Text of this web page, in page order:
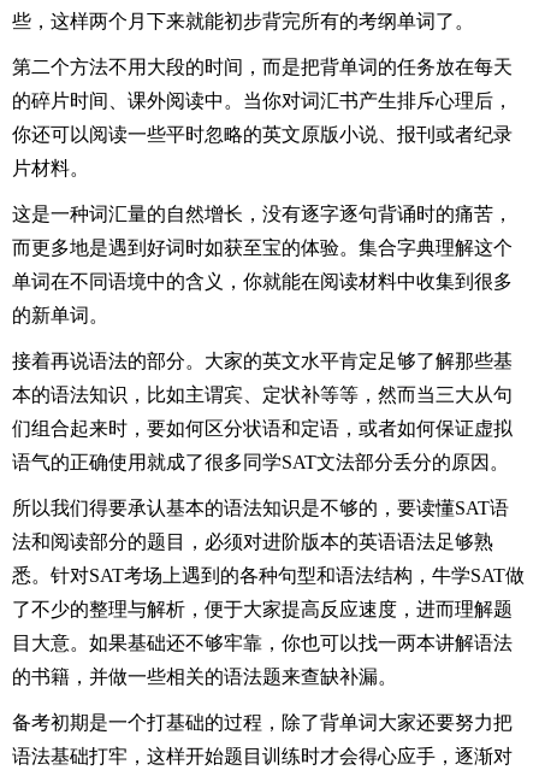
些，这样两个月下来就能初步背完所有的考纲单词了。
第二个方法不用大段的时间，而是把背单词的任务放在每天
的碎片时间、课外阅读中。当你对词汇书产生排斥心理后，
你还可以阅读一些平时忽略的英文原版小说、报刊或者纪录
片材料。
这是一种词汇量的自然增长，没有逐字逐句背诵时的痛苦，
而更多地是遇到好词时如获至宝的体验。集合字典理解这个
单词在不同语境中的含义，你就能在阅读材料中收集到很多
的新单词。
接着再说语法的部分。大家的英文水平肯定足够了解那些基
本的语法知识，比如主谓宾、定状补等等，然而当三大从句
们组合起来时，要如何区分状语和定语，或者如何保证虚拟
语气的正确使用就成了很多同学SAT文法部分丢分的原因。
所以我们得要承认基本的语法知识是不够的，要读懂SAT语
法和阅读部分的题目，必须对进阶版本的英语语法足够熟
悉。针对SAT考场上遇到的各种句型和语法结构，牛学SAT做
了不少的整理与解析，便于大家提高反应速度，进而理解题
目大意。如果基础还不够牢靠，你也可以找一两本讲解语法
的书籍，并做一些相关的语法题来查缺补漏。
备考初期是一个打基础的过程，除了背单词大家还要努力把
语法基础打牢，这样开始题目训练时才会得心应手，逐渐对